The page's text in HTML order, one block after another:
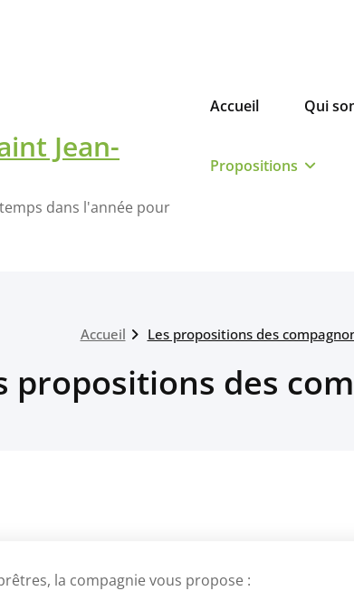
Jean-
dans l'année pour
Accueil Qui
Propositions
Accueil Les propositions des
propositions des
la compagnie vous propose :
: Du 26 au 31 juillet à Pontmain (53) - du 2